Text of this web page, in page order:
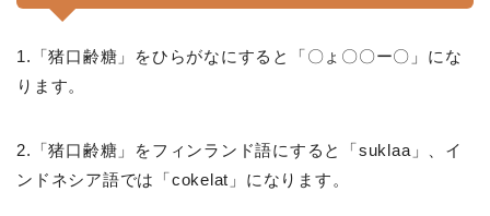
1.「猪口齢糖」をひらがなにすると「〇ょ〇〇ー〇」にな
ります。
2.「猪口齢糖」をフィンランド語にすると「suklaa」、イ
ンドネシア語では「cokelat」になります。